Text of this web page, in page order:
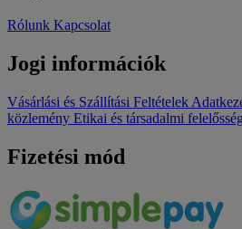
Rólunk Kapcsolat
Jogi információk
Vásárlási és Szállítási Feltételek
közlemény Etikai és társadalmi
Fizetési mód